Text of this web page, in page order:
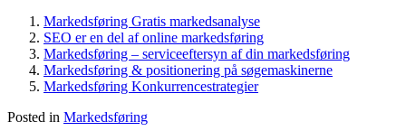
Markedsføring Gratis markedsanalyse
SEO er en del af online markedsføring
Markedsføring – serviceeftersyn af din markedsføring
Markedsføring & positionering på søgemaskinerne
Markedsføring Konkurrencestrategier
Posted in Markedsføring